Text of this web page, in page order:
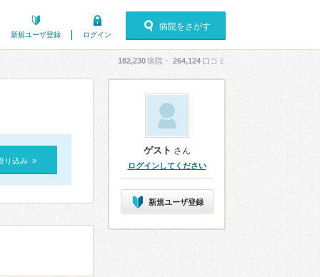
新規ユーザ登録 ログイン
病院をさがす
182,230病院・ 264,124 口コミ
り込み »
ゲスト さん
ログインしてください
新規ユーザ登録